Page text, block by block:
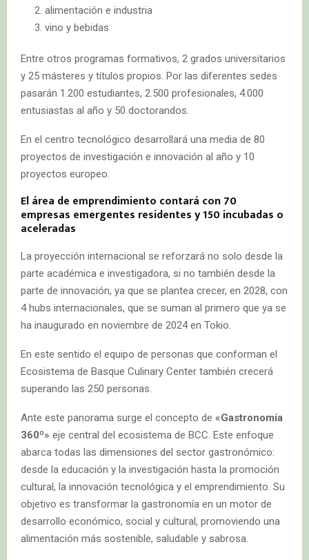
alimentación e industria
vino y bebidas
Entre otros programas formativos, 2 grados universitarios
y 25 másteres y títulos propios. Por las diferentes sedes
pasarán 1.200 estudiantes, 2.500 profesionales, 4.000
entusiastas al año y 50 doctorandos.
En el centro tecnológico desarrollará una media de 80
proyectos de investigación e innovación al año y 10
proyectos europeo.
El área de emprendimiento contará con 70
empresas emergentes residentes y 150 incubadas o
aceleradas
La proyección internacional se reforzará no solo desde la
parte académica e investigadora, si no también desde la
parte de innovación, ya que se plantea crecer, en 2028, con
4 hubs internacionales, que se suman al primero que ya se
ha inaugurado en noviembre de 2024 en Tokio.
En este sentido el equipo de personas que conforman el
Ecosistema de Basque Culinary Center también crecerá
superando las 250 personas.
Ante este panorama surge el concepto de «Gastronomía
360º» eje central del ecosistema de BCC. Este enfoque
abarca todas las dimensiones del sector gastronómico:
desde la educación y la investigación hasta la promoción
cultural, la innovación tecnológica y el emprendimiento. Su
objetivo es transformar la gastronomía en un motor de
desarrollo económico, social y cultural, promoviendo una
alimentación más sostenible, saludable y sabrosa.